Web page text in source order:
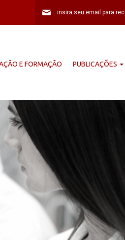
E FORMAÇÃO PUBLICAÇÕES